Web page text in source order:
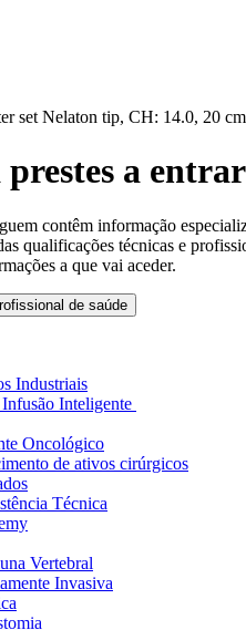
e Urologia
Cirúrgicas
Vascular
Extracorporal
de Saúde
Imprensa
set Nelaton tip, CH: 14.0, 20
a
contêm informação
qualificações técnicas e
a que vai aceder.
de saúde
Industriais
Inteligente
Oncológico
de ativos cirúrgicos
Técnica
Vertebral
Invasiva